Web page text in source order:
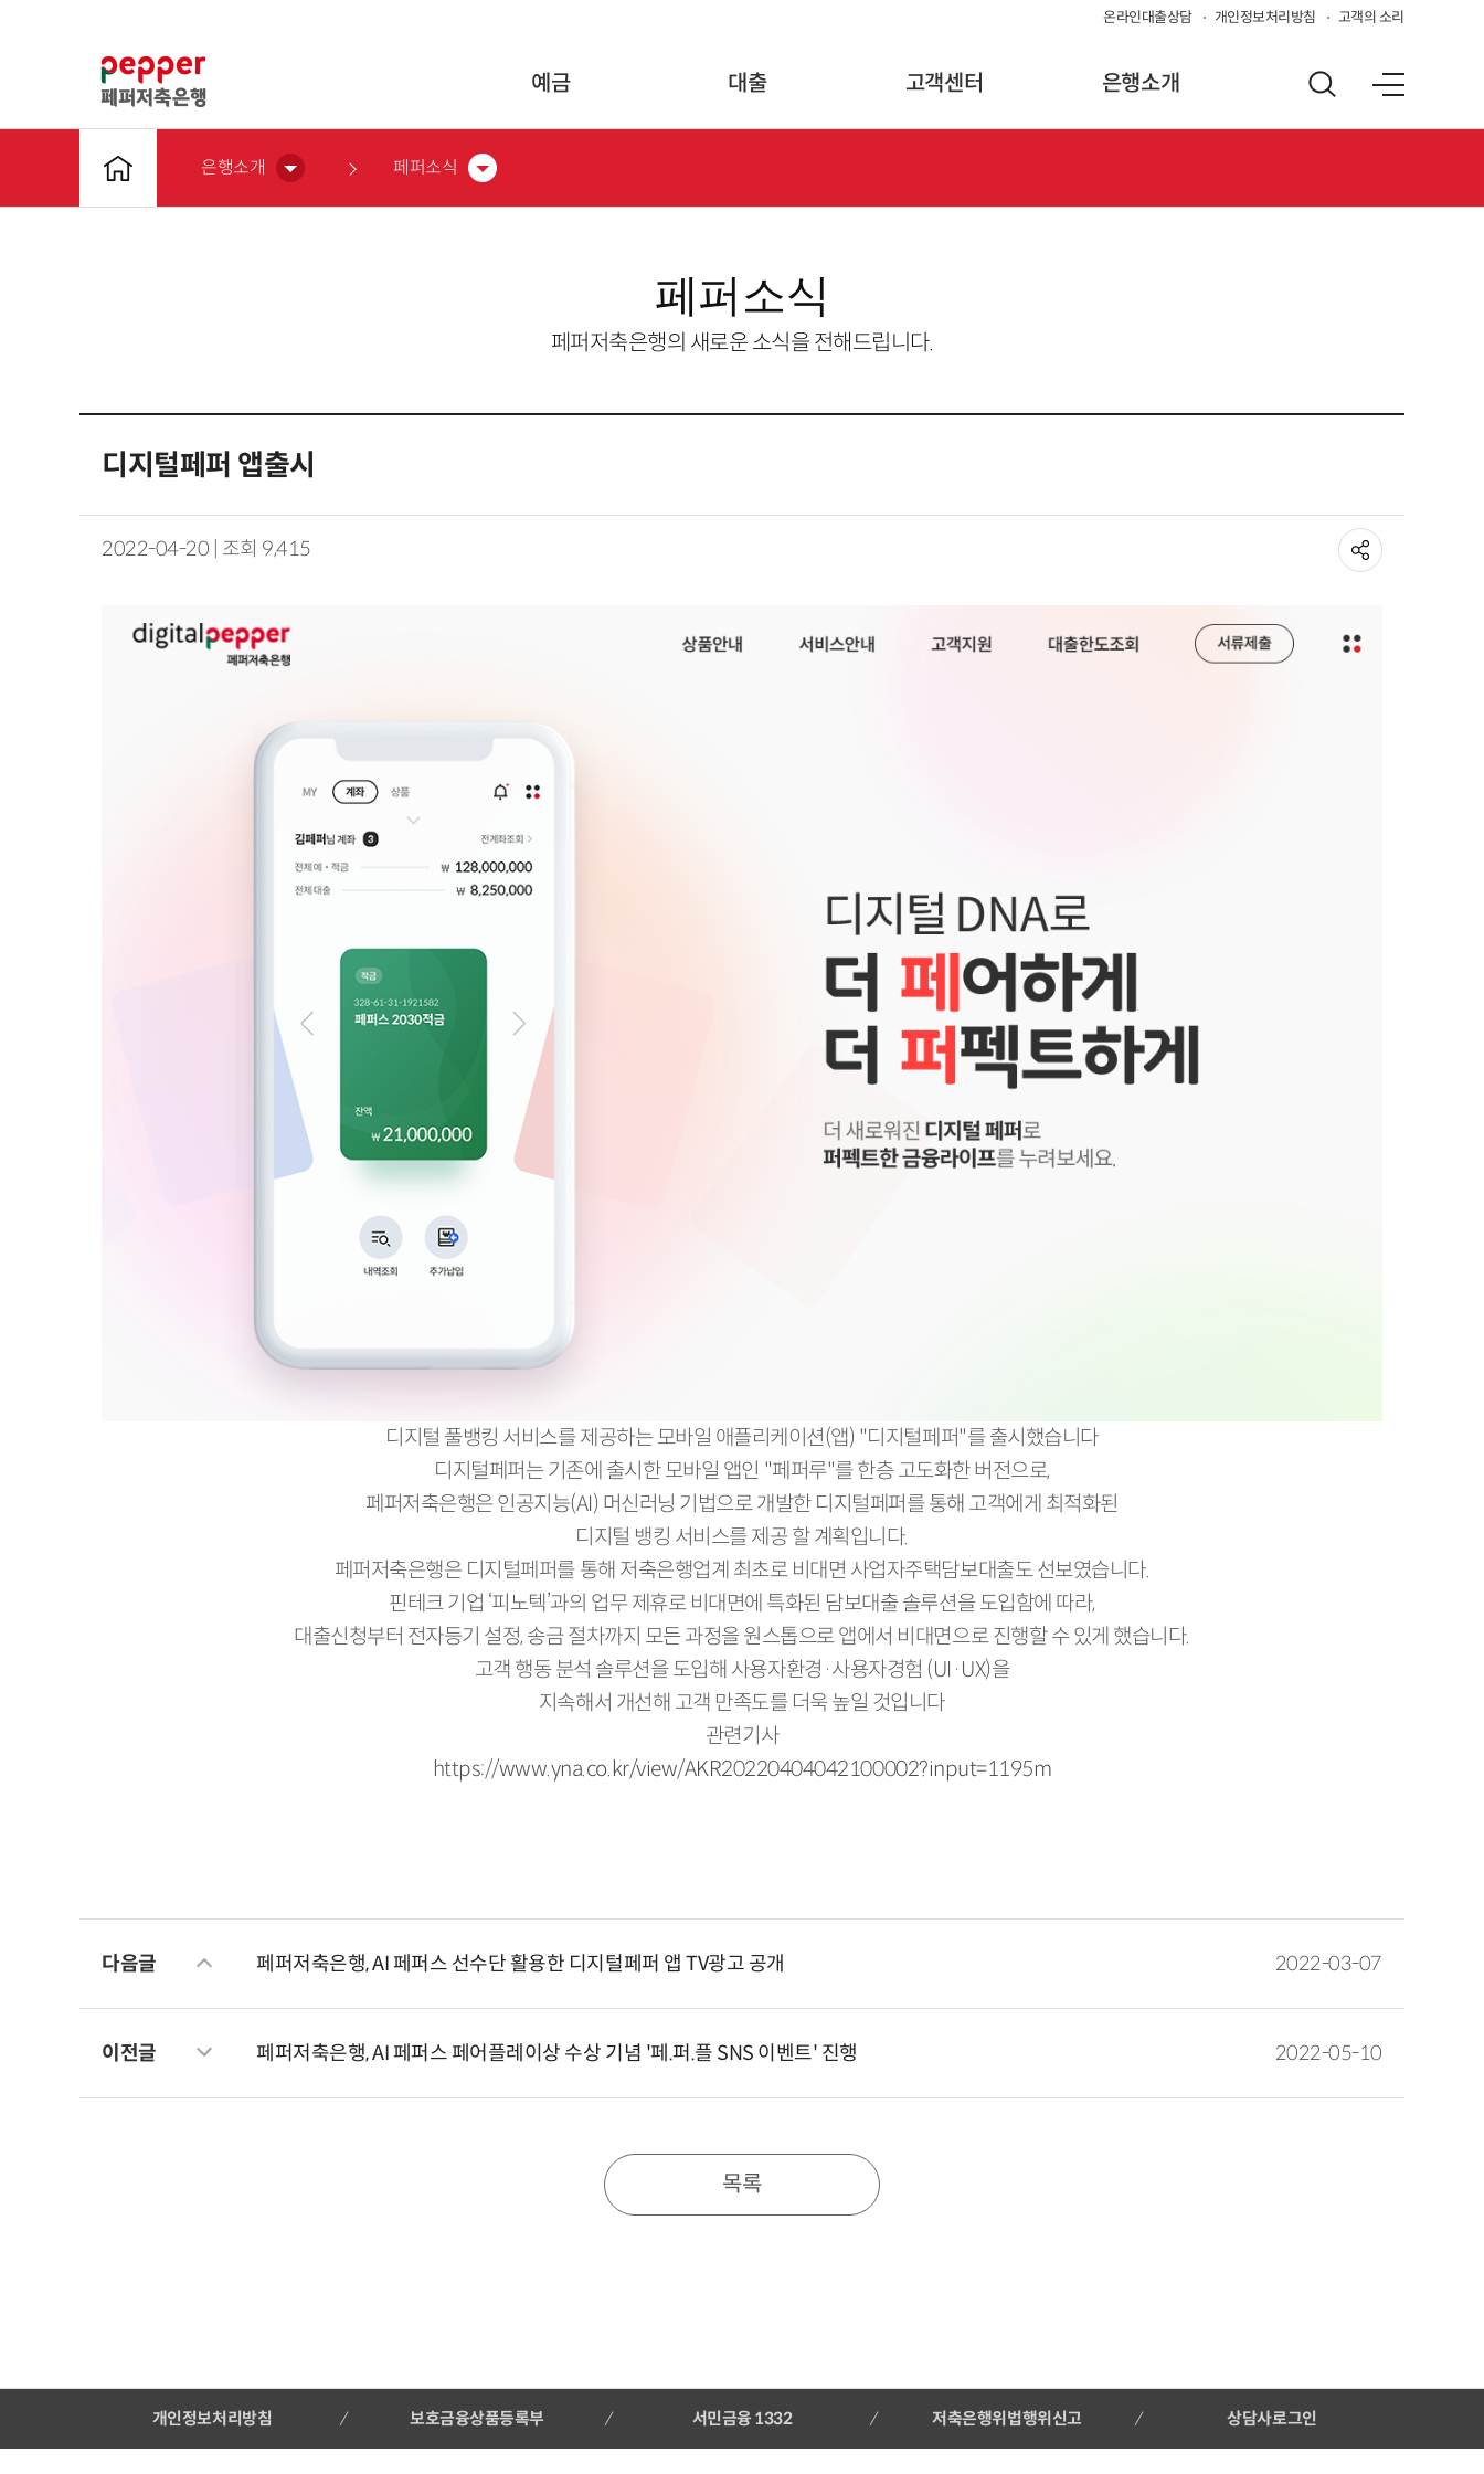
온라인대출상담 개인정보처리방침 고객의 소리
예금 대출 고객센터 은행소개
은행소개 페퍼소식
페퍼소식
페퍼저축은행의 새로운 소식을 전해드립니다.
디지털페퍼 앱출시
2022-04-20 | 조회 9,415
디지털 풀뱅킹 서비스를 제공하는 모바일 애플리케이션(앱) "디지털페퍼"를 출시했습니다
디지털페퍼는 기존에 출시한 모바일 앱인 "페퍼루"를 한층 고도화한 버전으로,
페퍼저축은행은 인공지능(AI) 머신러닝 기법으로 개발한 디지털페퍼를 통해 고객에게 최적화된
디지털 뱅킹 서비스를 제공 할 계획입니다.
페퍼저축은행은 디지털페퍼를 통해 저축은행업계 최초로 비대면 사업자주택담보대출도 선보였습니다.
핀테크 기업 ‘피노텍’과의 업무 제휴로 비대면에 특화된 담보대출 솔루션을 도입함에 따라,
대출신청부터 전자등기 설정, 송금 절차까지 모든 과정을 원스톱으로 앱에서 비대면으로 진행할 수 있게 했습니다.
고객 행동 분석 솔루션을 도입해 사용자환경·사용자경험 (UI·UX)을
지속해서 개선해 고객 만족도를 더욱 높일 것입니다
관련기사
https://www.yna.co.kr/view/AKR20220404042100002?input=1195m
다음글 페퍼저축은행, AI 페퍼스 선수단 활용한 디지털페퍼 앱 TV광고 공개 2022-03-07
이전글 페퍼저축은행, AI 페퍼스 페어플레이상 수상 기념 '페.퍼.플 SNS 이벤트' 진행 2022-05-10
목록
개인정보처리방침 보호금융상품등록부 서민금융 1332 저축은행위법행위신고 상담사로그인